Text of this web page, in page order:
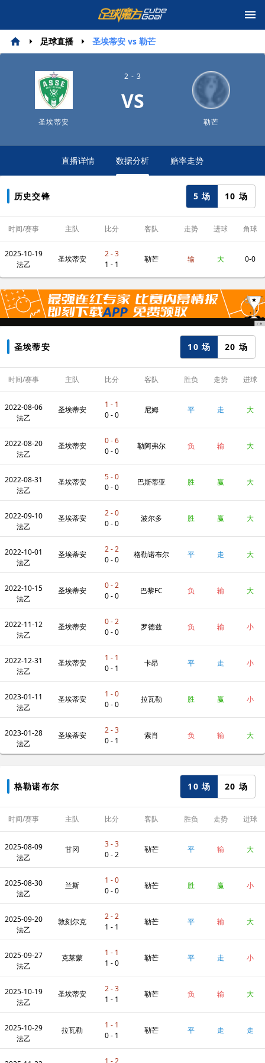
足球直播 圣埃蒂安 vs 勒芒
圣埃蒂安
2 - 3
VS
勒芒
直播详情 数据分析 赔率走势
历史交锋 5 场 10 场
时间/赛事 主队 比分 客队 走势 进球 角球
2025-10-19
法乙
圣埃蒂安
2 - 3
1 - 1
勒芒 输 大 0-0
圣埃蒂安 10 场 20 场
时间/赛事 主队 比分 客队 胜负 走势 进球
2022-08-06
法乙
圣埃蒂安
1 - 1
0 - 0
尼姆 平 走 大
2022-08-20
法乙
圣埃蒂安
0 - 6
0 - 0
勒阿弗尔 负 输 大
2022-08-31
法乙
圣埃蒂安
5 - 0
0 - 0
巴斯蒂亚 胜 赢 大
2022-09-10
法乙
圣埃蒂安
2 - 0
0 - 0
波尔多 胜 赢 大
2022-10-01
法乙
圣埃蒂安
2 - 2
0 - 0
格勒诺布尔 平 走 大
2022-10-15
法乙
圣埃蒂安
0 - 2
0 - 0
巴黎FC 负 输 大
2022-11-12
法乙
圣埃蒂安
0 - 2
0 - 0
罗德兹 负 输 小
2022-12-31
法乙
圣埃蒂安
1 - 1
0 - 1
卡昂 平 走 小
2023-01-11
法乙
圣埃蒂安
1 - 0
0 - 0
拉瓦勒 胜 赢 小
2023-01-28
法乙
圣埃蒂安
2 - 3
0 - 1
索肖 负 输 大
格勒诺布尔 10 场 20 场
时间/赛事 主队 比分 客队 胜负 走势 进球
2025-08-09
法乙
甘冈
3 - 3
0 - 2
勒芒 平 输 大
2025-08-30
法乙
兰斯
1 - 0
0 - 0
勒芒 胜 赢 小
2025-09-20
法乙
敦刻尔克
2 - 2
1 - 1
勒芒 平 输 大
2025-09-27
法乙
克莱蒙
1 - 1
1 - 0
勒芒 平 走 小
2025-10-19
法乙
圣埃蒂安
2 - 3
1 - 1
勒芒 负 输 大
2025-10-29
法乙
拉瓦勒
1 - 1
0 - 1
勒芒 平 走 走